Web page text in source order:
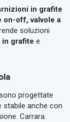
in grafite
on-off, valvole a
soluzioni
in grafite e
progettate
stabile anche con
Carrara